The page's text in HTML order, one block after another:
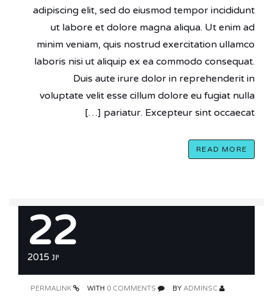
adipiscing elit, sed do eiusmod tempor incididunt
ut labore et dolore magna aliqua. Ut enim ad
minim veniam, quis nostrud exercitation ullamco
laboris nisi ut aliquip ex ea commodo consequat.
Duis aute irure dolor in reprehenderit in
voluptate velit esse cillum dolore eu fugiat nulla
pariatur. Excepteur sint occaecat […]
READ MORE
22
יונ 2015
ADMINSC
0 COMMENTS